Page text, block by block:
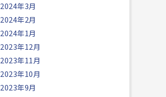
2024年3月
2024年2月
2024年1月
2023年12月
2023年11月
2023年10月
2023年9月